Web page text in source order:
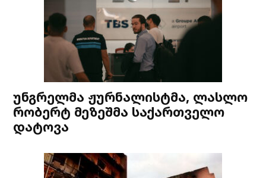
უნგრელმა ჟურნალისტმა, ლასლო
რობერტ მეზეშმა საქართველო
დატოვა